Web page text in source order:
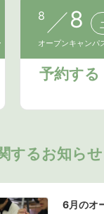
8 8
オープンキャンパ
予約する
するお知らせ
6月のオ